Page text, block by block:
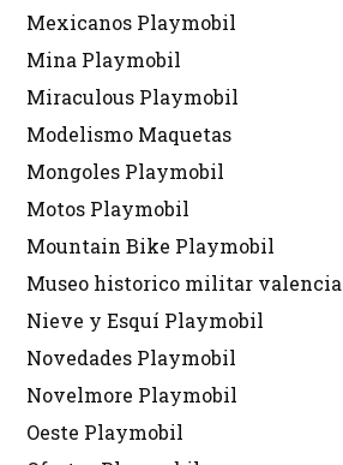
Mexicanos Playmobil
Mina Playmobil
Miraculous Playmobil
Modelismo Maquetas
Mongoles Playmobil
Motos Playmobil
Mountain Bike Playmobil
Museo historico militar valencia
Nieve y Esquí Playmobil
Novedades Playmobil
Novelmore Playmobil
Oeste Playmobil